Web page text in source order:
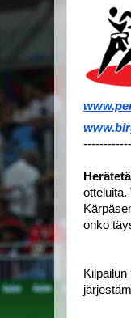
otteluita.
onko